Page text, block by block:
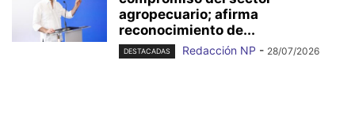
agropecuario; afirma
reconocimiento de...
DESTACADAS Redacción NP - 28/07/2026